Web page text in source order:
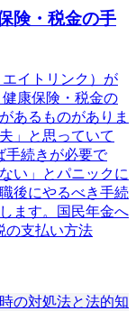
険・税金の手
イトリンク）が
康保険・税金の
あるものがありま
」と思っていて
手続きが必要で
い」とパニックに
後にやるべき手続
ます。国民年金へ
の支払い方法